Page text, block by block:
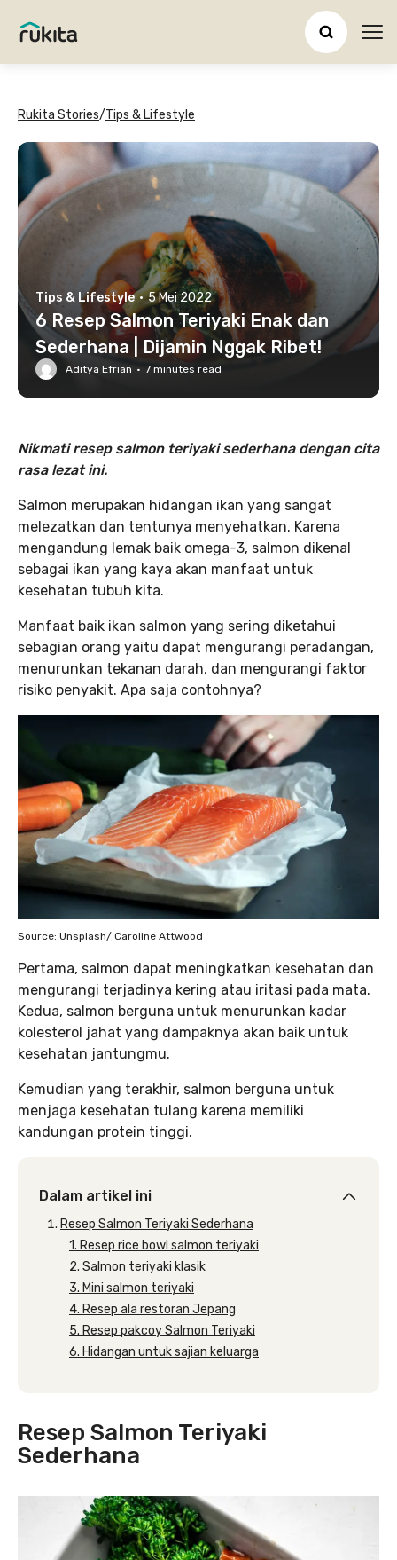
Rukita Stories/Tips & Lifestyle
Tips & Lifestyle · 5 Mei 2022
6 Resep Salmon Teriyaki Enak dan
Sederhana | Dijamin Nggak Ribet!
Aditya Efrian · 7 minutes read
Nikmati resep salmon teriyaki sederhana dengan cita
rasa lezat ini.
Salmon merupakan hidangan ikan yang sangat
melezatkan dan tentunya menyehatkan. Karena
mengandung lemak baik omega-3, salmon dikenal
sebagai ikan yang kaya akan manfaat untuk
kesehatan tubuh kita.
Manfaat baik ikan salmon yang sering diketahui
sebagian orang yaitu dapat mengurangi peradangan,
menurunkan tekanan darah, dan mengurangi faktor
risiko penyakit. Apa saja contohnya?
Source: Unsplash/ Caroline Attwood
Pertama, salmon dapat meningkatkan kesehatan dan
mengurangi terjadinya kering atau iritasi pada mata.
Kedua, salmon berguna untuk menurunkan kadar
kolesterol jahat yang dampaknya akan baik untuk
kesehatan jantungmu.
Kemudian yang terakhir, salmon berguna untuk
menjaga kesehatan tulang karena memiliki
kandungan protein tinggi.
Dalam artikel ini
Resep Salmon Teriyaki Sederhana
1. Resep rice bowl salmon teriyaki
2. Salmon teriyaki klasik
3. Mini salmon teriyaki
4. Resep ala restoran Jepang
5. Resep pakcoy Salmon Teriyaki
6. Hidangan untuk sajian keluarga
Resep Salmon Teriyaki
Sederhana